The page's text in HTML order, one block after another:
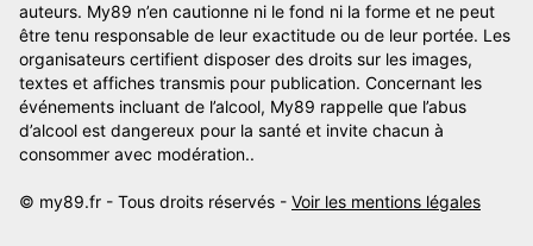
auteurs. My89 n’en cautionne ni le fond ni la forme et ne peut
être tenu responsable de leur exactitude ou de leur portée. Les
organisateurs certifient disposer des droits sur les images,
textes et affiches transmis pour publication. Concernant les
événements incluant de l’alcool, My89 rappelle que l’abus
d’alcool est dangereux pour la santé et invite chacun à
consommer avec modération..
© my89.fr - Tous droits réservés - Voir les mentions légales